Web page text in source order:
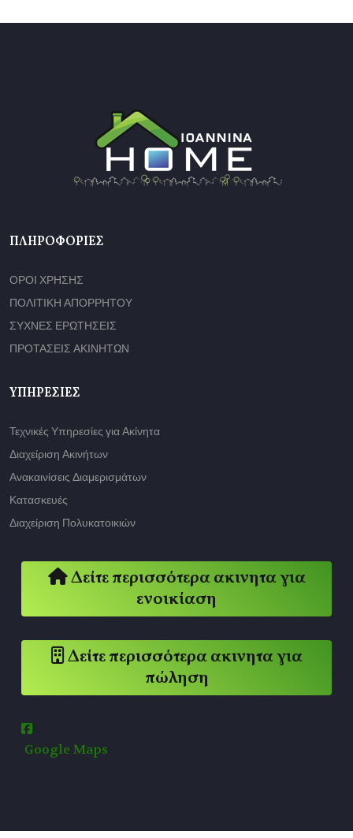
ΠΛΗΡΟΦΟΡΊΕΣ
ΟΡΟΙ ΧΡΗΣΗΣ
ΠΟΛΙΤΙΚΗ ΑΠΟΡΡΗΤΟΥ
ΣΥΧΝΕΣ ΕΡΩΤΗΣΕΙΣ
ΠΡΟΤΑΣΕΙΣ ΑΚΙΝΗΤΩΝ
ΥΠΗΡΕΣΊΕΣ
Τεχνικές Υπηρεσίες για Ακίνητα
Διαχείριση Ακινήτων
Ανακαινίσεις Διαμερισμάτων
Κατασκευές
Διαχείριση Πολυκατοικιών
Δείτε περισσότερα ακινητα για
ενοικίαση
Δείτε περισσότερα ακινητα για
πώληση
Google Maps